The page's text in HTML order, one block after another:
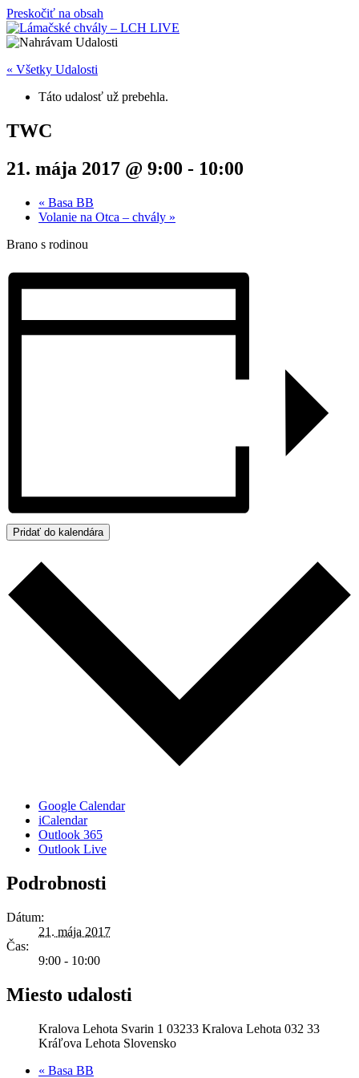
Preskočiť na obsah
« Všetky Udalosti
Táto udalosť už prebehla.
TWC
21. mája 2017 @ 9:00 - 10:00
« Basa BB
Volanie na Otca – chvály »
Brano s rodinou
Pridať do kalendára
Google Calendar
iCalendar
Outlook 365
Outlook Live
Podrobnosti
Dátum:
21. mája 2017
Čas:
9:00 - 10:00
Miesto udalosti
Kralova Lehota Svarin 1 03233 Kralova Lehota 032 33
Kráľova Lehota Slovensko
« Basa BB